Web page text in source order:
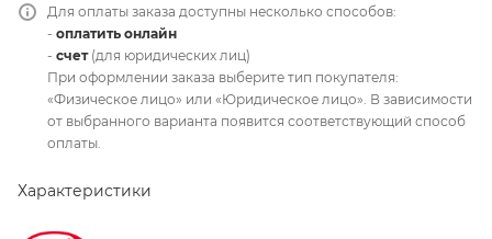
Для оплаты заказа доступны несколько способов:
- оплатить онлайн
- счет(для юридических лиц)
При оформлении заказа выберите тип покупателя:
«Физическое лицо» или «Юридическое лицо». В зависимости
от выбранного варианта появится соответствующий способ
оплаты.
Характеристики